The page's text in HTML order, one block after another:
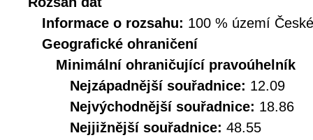
Informace o rozsahu: 100 % území
Geografické ohraničení
Minimální ohraničující pravoúhelník
Nejzápadnější souřadnice: 12.09
Nejvýchodnější souřadnice: 18.86
Nejjižnější souřadnice: 48.55